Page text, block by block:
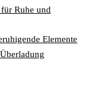
Ruhe und
Elemente